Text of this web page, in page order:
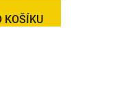
KOŠÍKU